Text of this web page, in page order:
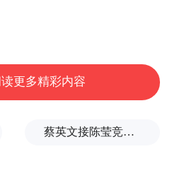
更多精彩内容
蔡英文接陈莹竞选总部主委？郭正亮爆玄机：她的谋划是陈其迈